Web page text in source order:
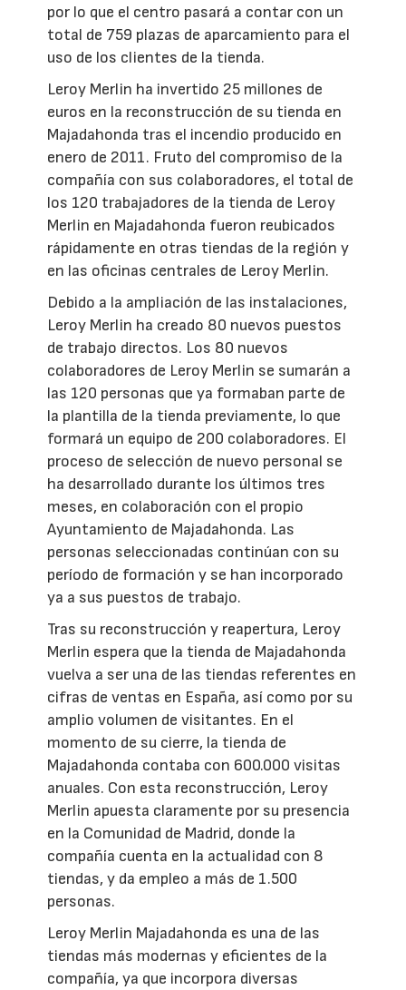
por lo que el centro pasará a contar con un
total de 759 plazas de aparcamiento para el
uso de los clientes de la tienda.
Leroy Merlin ha invertido 25 millones de
euros en la reconstrucción de su tienda en
Majadahonda tras el incendio producido en
enero de 2011. Fruto del compromiso de la
compañía con sus colaboradores, el total de
los 120 trabajadores de la tienda de Leroy
Merlin en Majadahonda fueron reubicados
rápidamente en otras tiendas de la región y
en las oficinas centrales de Leroy Merlin.
Debido a la ampliación de las instalaciones,
Leroy Merlin ha creado 80 nuevos puestos
de trabajo directos. Los 80 nuevos
colaboradores de Leroy Merlin se sumarán a
las 120 personas que ya formaban parte de
la plantilla de la tienda previamente, lo que
formará un equipo de 200 colaboradores. El
proceso de selección de nuevo personal se
ha desarrollado durante los últimos tres
meses, en colaboración con el propio
Ayuntamiento de Majadahonda. Las
personas seleccionadas continúan con su
período de formación y se han incorporado
ya a sus puestos de trabajo.
Tras su reconstrucción y reapertura, Leroy
Merlin espera que la tienda de Majadahonda
vuelva a ser una de las tiendas referentes en
cifras de ventas en España, así como por su
amplio volumen de visitantes. En el
momento de su cierre, la tienda de
Majadahonda contaba con 600.000 visitas
anuales. Con esta reconstrucción, Leroy
Merlin apuesta claramente por su presencia
en la Comunidad de Madrid, donde la
compañía cuenta en la actualidad con 8
tiendas, y da empleo a más de 1.500
personas.
Leroy Merlin Majadahonda es una de las
tiendas más modernas y eficientes de la
compañía, ya que incorpora diversas